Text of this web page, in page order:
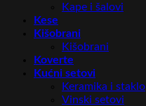
Kape i šalovi
Kese
Kišobrani
Kišobrani
Koverte
Kućni setovi
Keramika i staklo
Vinski setovi